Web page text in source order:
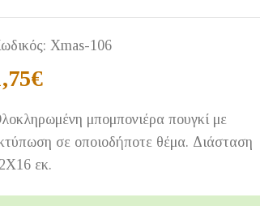
Xmas-106
€
μπομπονιέρα πουγκί με
σε οποιοδήποτε θέμα. Διάσταση
εκ.